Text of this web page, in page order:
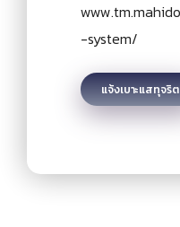
-system/
แจ้งเบาะแสทุจริต